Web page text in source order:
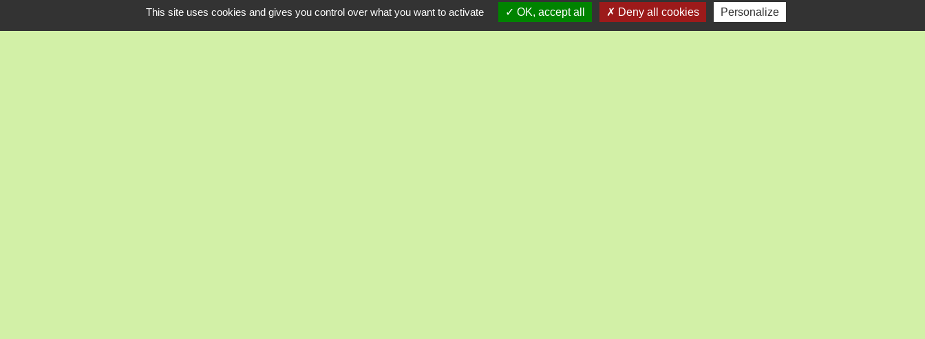
This site uses cookies and gives you control over what you want to activate OK, accept all Deny all cookies Personalize